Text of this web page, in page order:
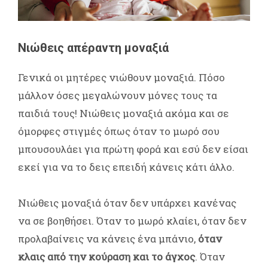
Νιώθεις απέραντη μοναξιά
Γενικά οι μητέρες νιώθουν μοναξιά. Πόσο
μάλλον όσες μεγαλώνουν μόνες τους τα
παιδιά τους! Νιώθεις μοναξιά ακόμα και σε
όμορφες στιγμές όπως όταν το μωρό σου
μπουσουλάει για πρώτη φορά και εσύ δεν είσαι
εκεί για να το δεις επειδή κάνεις κάτι άλλο.
Νιώθεις μοναξιά όταν δεν υπάρχει κανένας
να σε βοηθήσει. Όταν το μωρό κλαίει, όταν δεν
προλαβαίνεις να κάνεις ένα μπάνιο, όταν
κλαις από την κούραση και το άγχος. Όταν